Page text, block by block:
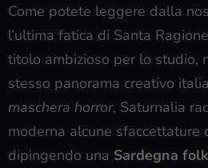
Come potete leggere dalla
l’ultima fatica di Santa
titolo ambizioso per lo studio,
stesso panorama creativo
maschera horror, Saturnalia
moderna alcune sfaccettature
dipingendo una Sardegna